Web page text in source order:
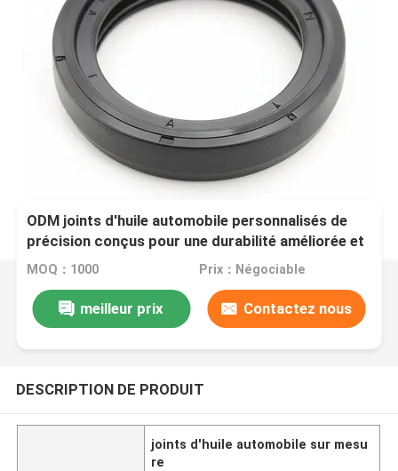
ODM joints d'huile automobile personnalisés de
précision conçus pour une durabilité améliorée et
la prévention des fuites dans les systèmes de
MOQ：1000 Prix：Négociable
meilleur prix Contactez nous
DESCRIPTION DE PRODUIT
joints d'huile automobile sur mesu
re